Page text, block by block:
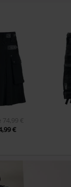
74,99 €
€